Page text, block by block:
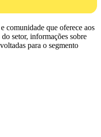
comunidade que oferece aos
setor, informações sobre
para o segmento